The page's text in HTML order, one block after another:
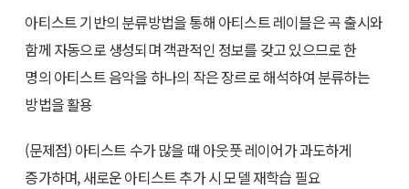
아티스트 기반의 분류방법을 통해 아티스트 레이블은 곡 출시와
함께 자동으로 생성되며 객관적인 정보를 갖고 있으므로 한
명의 아티스트 음악을 하나의 작은 장르로 해석하여 분류하는
방법을 활용
(문제점) 아티스트 수가 많을 때 아웃풋 레이어가 과도하게
증가하며, 새로운 아티스트 추가 시 모델 재학습 필요